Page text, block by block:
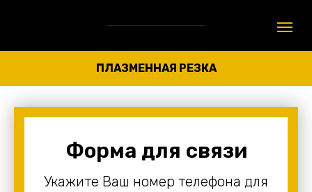
ПЛАЗМЕННАЯ РЕЗКА
Форма для связи
Укажите Ваш номер телефона для